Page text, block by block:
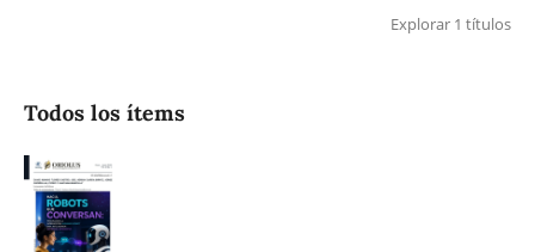
Explorar 1 títulos
Todos los ítems